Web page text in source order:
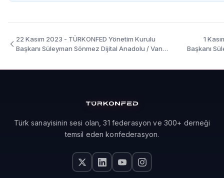
22 Kasım 2023 - TÜRKONFED Yönetim Kurulu
Başkanı Süleyman Sönmez Dijital Anadolu / Van
1
Başkanı
Türk sanayisinin sesi olan, 31 federasyon ve 300+ derneği
temsil eden konfederasyon.